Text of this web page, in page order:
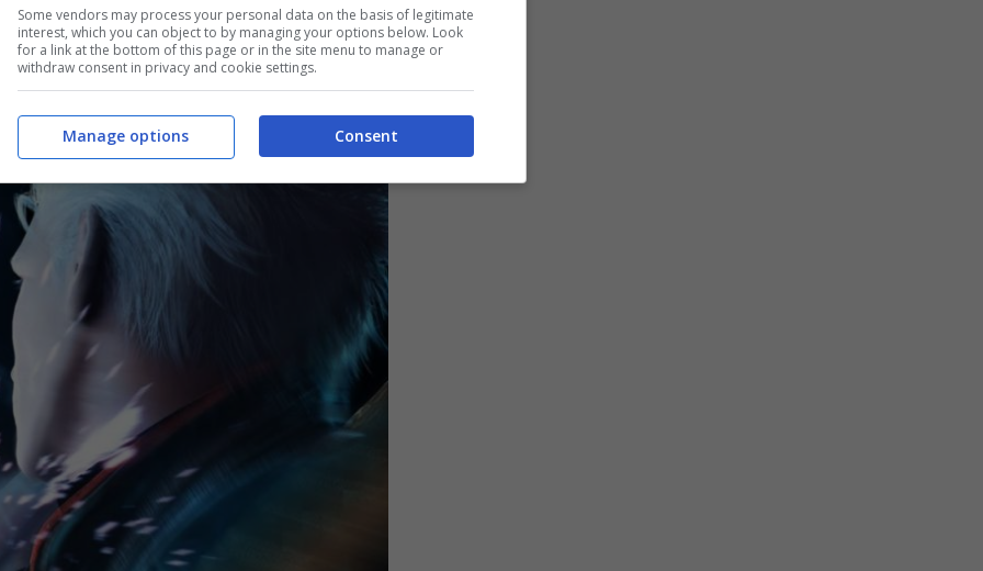
Some vendors may process your personal data on the basis of legitimate
interest, which you can object to by managing your options below. Look
for a link at the bottom of this page or in the site menu to manage or
withdraw consent in privacy and cookie settings.
Consent
Manage options